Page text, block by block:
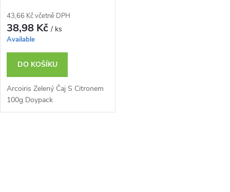
43,66 Kč včetně DPH
38,98 Kč/ ks
Available
DO KOŠÍKU
Arcoiris Zelený Čaj S Citronem
100g Doypack